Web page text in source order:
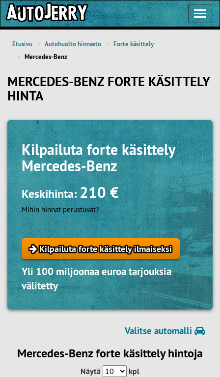
Etusivu Autohuolto hinnasto
Forte käsittely
Mercedes-Benz
MERCEDES-BENZ FORTE KÄSITTELY
HINTA
Kilpailutaforte käsittely
Mercedes-Benz
Keskihinta:210 €
Mihin hinnat perustuvat?
Kilpailuta forte käsittely ilmaiseksi
Yli 100 miljoonaa euroa tarjouksia
välitetty
Valitse automalli
Mercedes-Benz forte käsittely hintoja
Näytä
kpl